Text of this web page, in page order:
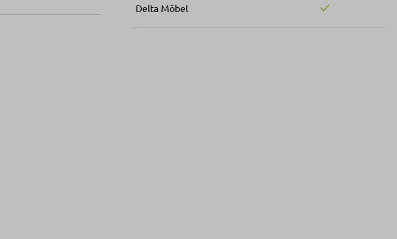
Delta Möbel